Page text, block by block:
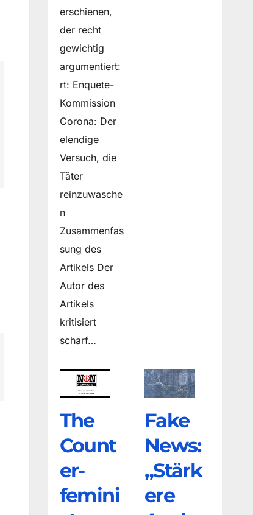
erschienen,
der recht
gewichtig
argumentiert:
rt: Enquete-
Kommission
Corona: Der
elendige
Versuch, die
Täter
reinzuwasche
n
Zusammenfas
sung des
Artikels Der
Autor des
Artikels
kritisiert
scharf…
The
Count
er­
femini
Fake
News:
„Stärk
ere